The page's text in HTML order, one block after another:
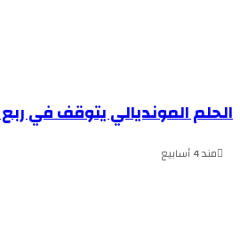
الحلم المونديالي يتوقف في
مند 4 أسابيع